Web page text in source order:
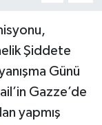
Şiddete
Günü
Gazze’de
yapmış